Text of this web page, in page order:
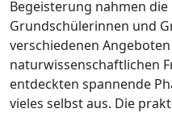
Begeisterung nahmen die
Grundschülerinnen und
verschiedenen
naturwissenschaftlichen
entdeckten spannende
vieles selbst aus. Die